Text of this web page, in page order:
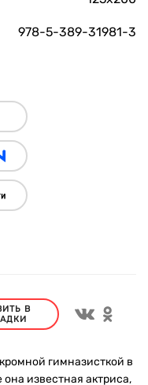
978-5-389-31981-3
В
гимназисткой в
известная актриса,